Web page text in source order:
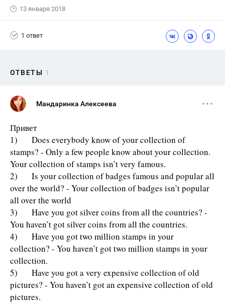
13 января 2018
1 ответ
ОТВЕТЫ 1
Мандаринка Алексеева
Привет
1) Does everybody know of your collection of
stamps? - Only a few people know about your collection.
Your collection of stamps isn’t very famous.
2) Is your collection of badges famous and popular all
over the world? - Your collection of badges isn’t popular
all over the world
3) Have you got silver coins from all the countries? -
You haven’t got silver coins from all the countries.
4) Have you got two million stamps in your
collection? - You haven’t got two million stamps in your
collection.
5) Have you got a very expensive collection of old
pictures? - You haven’t got an expensive collection of old
pictures.